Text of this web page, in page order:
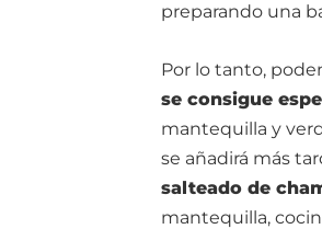
preparando una
Por lo tanto,
se consigue
mantequilla y
se añadirá más
salteado de
mantequilla,